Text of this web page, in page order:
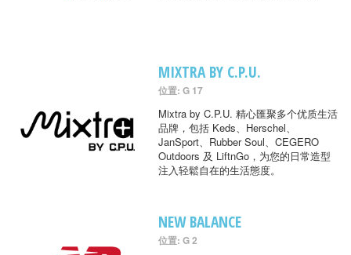
MIXTRA BY C.P.U.
位置: G 17
Mixtra by C.P.U. 精心匯聚多个优质生活
品牌，包括 Keds、Herschel、
JanSport、Rubber Soul、CEGERO
Outdoors 及 LiftnGo，为您的日常造型
注入轻鬆自在的生活態度。
NEW BALANCE
位置: G 2